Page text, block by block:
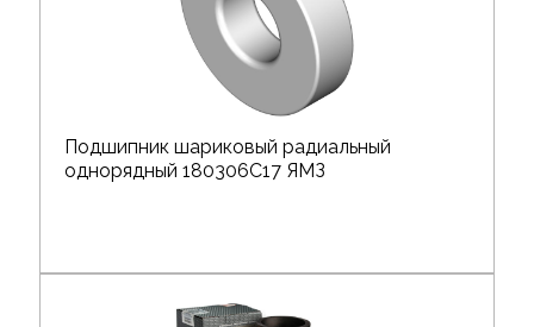
Подшипник шариковый радиальный
однорядный 180306C17 ЯМЗ